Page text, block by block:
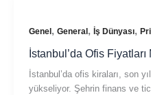
Genel, General, İş Dünyası,
İstanbul’da Ofis Fiyatları
İstanbul’da ofis kiraları, son
yükseliyor. Şehrin finans ve